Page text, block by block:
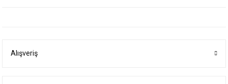
Alışveriş